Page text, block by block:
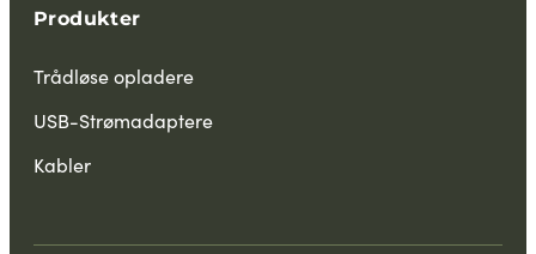
Produkter
Trådløse opladere
USB-Strømadaptere
Kabler